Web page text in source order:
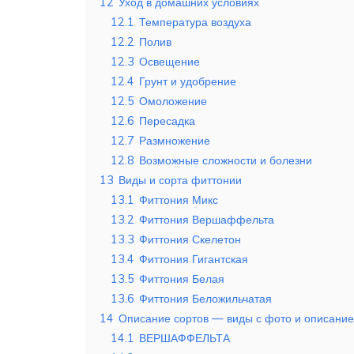
12.1 Температура воздуха
12.2 Полив
12.3 Освещение
12.4 Грунт и удобрение
12.5 Омоложение
12.6 Пересадка
12.7 Размножение
12.8 Возможные сложности и болезни
13 Виды и сорта фиттонии
13.1 Фиттония Микс
13.2 Фиттония Вершаффельта
13.3 Фиттония Скелетон
13.4 Фиттония Гигантская
13.5 Фиттония Белая
13.6 Фиттония Беложильчатая
14 Описание сортов — виды с фото и
14.1
ВЕРШАФФЕЛЬТА